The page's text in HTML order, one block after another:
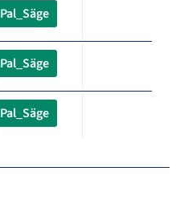
Pal_Säge
Pal_Säge
Pal_Säge